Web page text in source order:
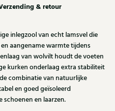
& retour
inlegzool van echt lamsvel die
aangename warmte tijdens
van wolvilt houdt de voeten
kurken onderlaag extra stabiliteit
combinatie van natuurlijke
en goed geïsoleerd
en laarzen.